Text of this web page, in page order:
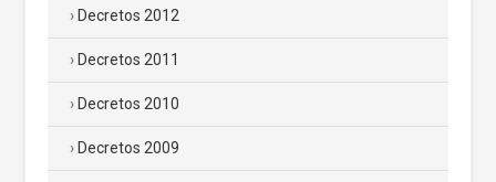
Decretos 2012
Decretos 2011
Decretos 2010
Decretos 2009